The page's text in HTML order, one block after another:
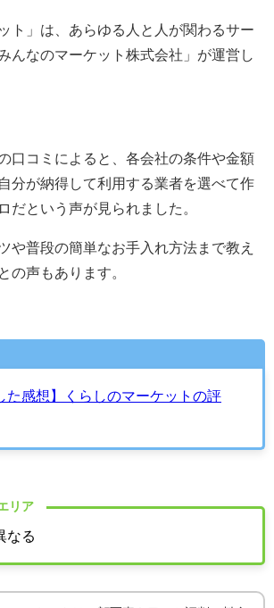
ト」は、あらゆる人と人が関わるサー
んなのマーケット株式会社」が運営し
口コミによると、各会社の条件や金額
分が納得して利用する業者を選べて作
だという声が見られました。
や普段の簡単なお手入れ方法まで教え
の声もあります。
た感想】くらしのマーケットの評
リア
なる